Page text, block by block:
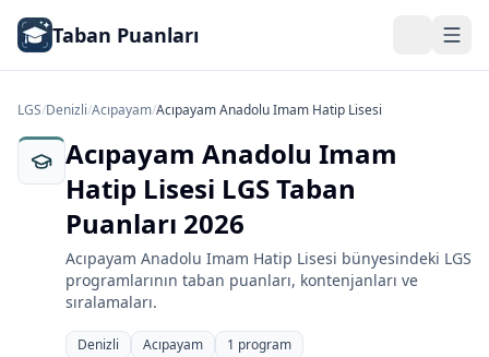
Taban Puanları
LGS/Denizli/Acıpayam/Acıpayam Anadolu Imam Hatip Lisesi
Acıpayam Anadolu Imam
Hatip Lisesi LGS Taban
Puanları 2026
Acıpayam Anadolu Imam Hatip Lisesi bünyesindeki LGS
programlarının taban puanları, kontenjanları ve
sıralamaları.
Denizli Acıpayam 1 program